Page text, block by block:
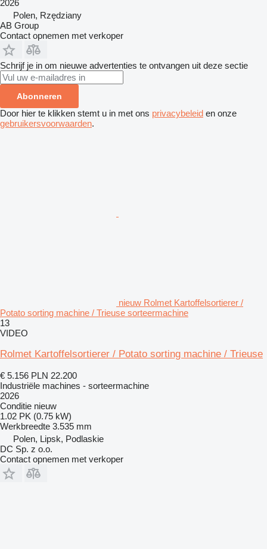
2026
Polen, Rzędziany
AB Group
Contact opnemen met verkoper
Schrijf je in om nieuwe advertenties te ontvangen uit deze sectie
Abonneren
Door hier te klikken stemt u in met ons privacybeleid en onze
gebruikersvoorwaarden.
nieuw Rolmet Kartoffelsortierer /
Potato sorting machine / Trieuse sorteermachine
13
VIDEO
Rolmet Kartoffelsortierer / Potato sorting machine / Trieuse
€ 5.156 PLN 22.200
Industriële machines - sorteermachine
2026
Conditie nieuw
1.02 PK (0.75 kW)
Werkbreedte 3.535 mm
Polen, Lipsk, Podlaskie
DC Sp. z o.o.
Contact opnemen met verkoper